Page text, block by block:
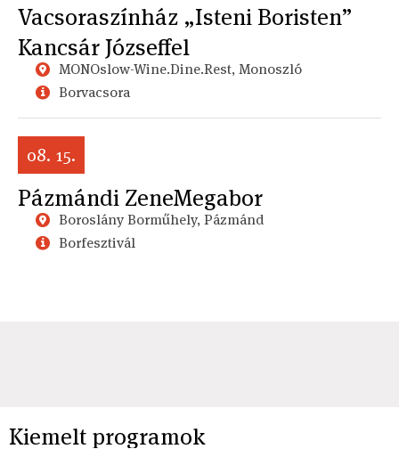
Vacsoraszínház „Isteni Boristen”
Kancsár Józseffel
MONOslow-Wine.Dine.Rest, Monoszló
Borvacsora
08. 15.
Pázmándi ZeneMegabor
Boroslány Borműhely, Pázmánd
Borfesztivál
Kiemelt programok